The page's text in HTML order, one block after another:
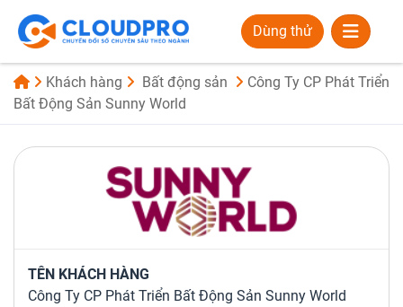
Dùng thử
Khách hàng Bất động sản
Công Ty CP Phát Triển
Bất Động Sản Sunny World
TÊN KHÁCH HÀNG
Công Ty CP Phát Triển Bất Động Sản Sunny World